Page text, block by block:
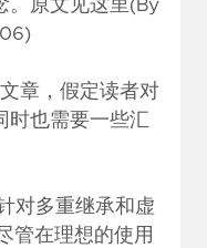
。原文见这里(By
章，假定读者对
也需要一些汇
对多重继承和虚
管在理想的使用